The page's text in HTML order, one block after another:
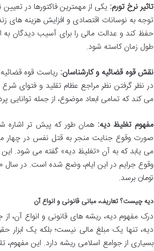
تاثیر نرخ تورم: یکی از مهمترین فاکتورها در
توجه به نوسانات اقتصادی و افزایش هزینه های
حفظ کند و عدالت مالی را برای آسیب دیدگان به
طول زمان کاسته شود.
نقش قوه قضائیه و کارشناسان: ریاست قوه
در نظر گرفتن نظر مراجع عظام تقلید و فتوای
می کند که تمامی ابعاد موضوع، از جمله
مفهوم تغلیظ دیه: همان طور که پیش تر اشاره
صورت وقوع جنایت منجر به قتل نفس در چهار
می یابد که به آن «تغلیظ دیه» گفته می شود.
تومان برسد.
دیه چیست؟ تعاریف، مبانی قانونی و انواع آن
درک مفهوم دیه، ریشه های قانونی و انواع آن،
دیه، تنها یک مبلغ مالی نیست؛ بلکه یک
بسیاری از جوامع اسلامی ریشه دارد. این مفهوم،